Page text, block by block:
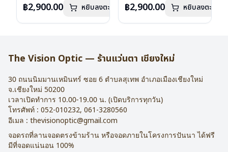
บานพับ : ไม่มีสปริง
อุปกรณ์ : กล่องแว่น , ผ้าเช็ดแว่น
฿2,900.00 หยิบลงตะกร้า
บานพับ : ไม่มีสปริง
อุปกรณ์ : กล่องแว่น , ผ้าเช็ดแว่น
฿2,900.00 หยิบลงตะกร้า
The Vision Optic — ร้านแว่นตา เชียงใหม่
30 ถนนนิมมานเหมินทร์ ซอย 6 ตำบลสุเทพ อำเภอเมืองเชียงใหม่
จ.เชียงใหม่ 50200
เวลาเปิดทำการ 10.00-19.00 น. (เปิดบริการทุกวัน)
โทรศัพท์ : 052-010232, 061-3280560
อีเมล : thevisionoptic@gmail.com
จอดรถที่ลานจอดตรงข้ามร้าน หรือจอดภายในโครงการปันนา ได้ฟรี
มีที่จอดแน่นอน 100%